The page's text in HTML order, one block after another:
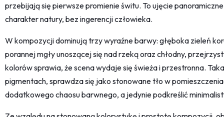
przebijają się pierwsze promienie świtu. To ujęcie
charakter natury, bez ingerencji człowieka.
W kompozycji dominują trzy wyraźne barwy: głęboka zieleń
porannej mgły unoszącej się nad rzeką oraz chłodny,
kolorów sprawia, że scena wydaje się świeża i przestronna.
pigmentach, sprawdza się jako stonowane tło w
dodatkowego chaosu barwnego, a jedynie podkreślić